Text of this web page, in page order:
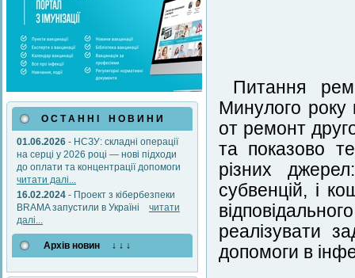
О С Т А Н Н І Н О В И Н И
01.06.2026 - НСЗУ: складні операції
на серці у 2026 році — нові підходи
до оплати та концентрації допомоги
читати далі...
16.02.2024 - Проект з кібербезпеки
BRAMA запустили в Україні читати
далі...
Архів новин ↓ ↓ ↓
Питання
Минулого року
от ремонт
та показово
різних
субвенцій, і
реалізувати
допомоги в